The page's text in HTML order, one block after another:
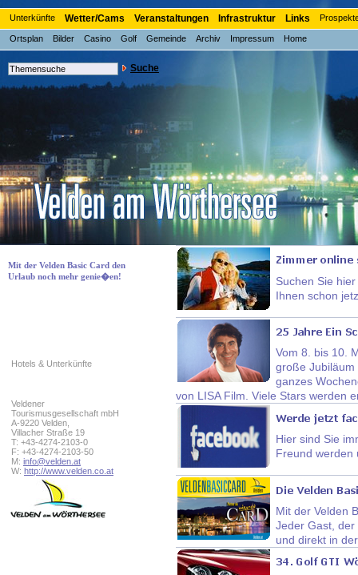
Unterkünfte Wetter/Cams Veranstaltungen Infrastruktur Links
Ortsplan Bilder Casino Golf Gemeinde Archiv Impressum Home
Mit der Velden Basic Card den
Urlaub noch mehr genie�en!
Suche
Hotels & Unterkünfte
Veldener
Tourismusgesellschaft mbH
A-9220 Velden,
Villacher Straße 19
T: +43-4274-2103-0
F: +43-4274-2103-50
M: info@velden.at
W: http://www.velden.co.at
Suchen Sie
Ihnen schon
Vom 8. bis 10.
große Jubiläum
ganzes
von LISA Film. Viele Stars werden
Hier sind Sie
Freund werden
Mit der Velden
Jeder Gast, der
und direkt in